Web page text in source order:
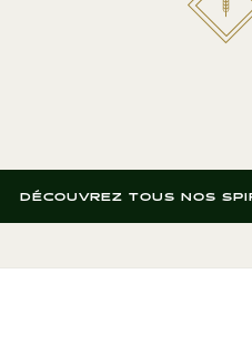
DÉCOUVREZ TOUS NOS